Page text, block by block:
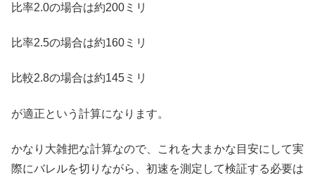
比率2.0の場合は約200ミリ
比率2.5の場合は約160ミリ
比較2.8の場合は約145ミリ
が適正という計算になります。
かなり大雑把な計算なので、これを大まかな目安にして実
際にバレルを切りながら、初速を測定して検証する必要は